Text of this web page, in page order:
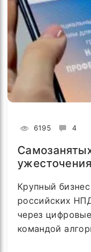
6195 4
Крупный бизнес
российских
через
командой